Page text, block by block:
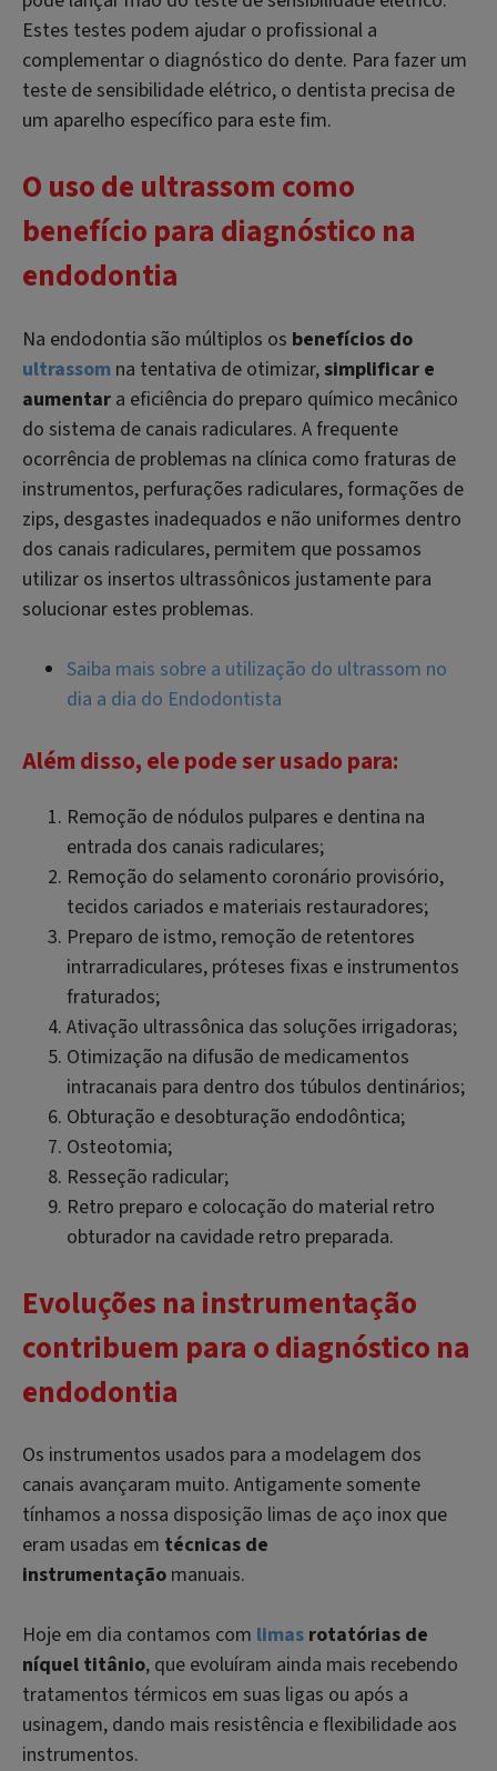
Estes testes podem ajudar o profissional a
complementar o diagnóstico do dente. Para fazer um
teste de sensibilidade elétrico, o dentista precisa de
um aparelho específico para este fim.
O uso de ultrassom como
benefício para diagnóstico na
endodontia
Na endodontia são múltiplos os benefícios do
ultrassom na tentativa de otimizar,simplificar e
aumentar a eficiência do preparo químico mecânico
do sistema de canais radiculares. A frequente
ocorrência de problemas na clínica como fraturas de
instrumentos, perfurações radiculares, formações de
zips, desgastes inadequados e não uniformes dentro
dos canais radiculares, permitem que possamos
utilizar os insertos ultrassônicos justamente para
solucionar estes problemas.
Saiba mais sobre a utilização do ultrassom no
dia a dia do Endodontista
Além disso, ele pode ser usado para:
Remoção de nódulos pulpares e dentina na
entrada dos canais radiculares;
Remoção do selamento coronário provisório,
tecidos cariados e materiais restauradores;
Preparo de istmo, remoção de retentores
intrarradiculares, próteses fixas e instrumentos
fraturados;
Ativação ultrassônica das soluções irrigadoras;
Otimização na difusão de medicamentos
intracanais para dentro dos túbulos dentinários;
Obturação e desobturação endodôntica;
Osteotomia;
Resseção radicular;
Retro preparo e colocação do material retro
obturador na cavidade retro preparada.
Evoluções na instrumentação
contribuem para o diagnóstico na
endodontia
Os instrumentos usados para a modelagem dos
canais avançaram muito. Antigamente somente
tínhamos a nossa disposição limas de aço inox que
eram usadas em técnicas de
instrumentação manuais.
Hoje em dia contamos com limas rotatórias de
níquel titânio, que evoluíram ainda mais recebendo
tratamentos térmicos em suas ligas ou após a
usinagem, dando mais resistência e flexibilidade aos
instrumentos.